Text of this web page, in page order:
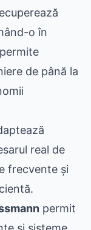
o în
de până la
real de
frecvente și
permit